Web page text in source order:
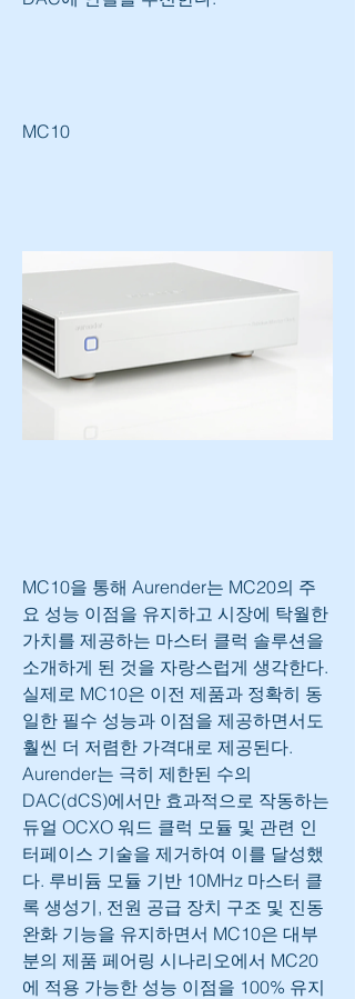
MC10
MC10을 통해 Aurender는 MC20의 주
요 성능 이점을 유지하고 시장에 탁월한
가치를 제공하는 마스터 클럭 솔루션을
소개하게 된 것을 자랑스럽게 생각한다.
실제로 MC10은 이전 제품과 정확히 동
일한 필수 성능과 이점을 제공하면서도
훨씬 더 저렴한 가격대로 제공된다.
Aurender는 극히 제한된 수의
DAC(dCS)에서만 효과적으로 작동하는
듀얼 OCXO 워드 클럭 모듈 및 관련 인
터페이스 기술을 제거하여 이를 달성했
다. 루비듐 모듈 기반 10MHz 마스터 클
록 생성기, 전원 공급 장치 구조 및 진동
완화 기능을 유지하면서 MC10은 대부
분의 제품 페어링 시나리오에서 MC20
에 적용 가능한 성능 이점을 100% 유지